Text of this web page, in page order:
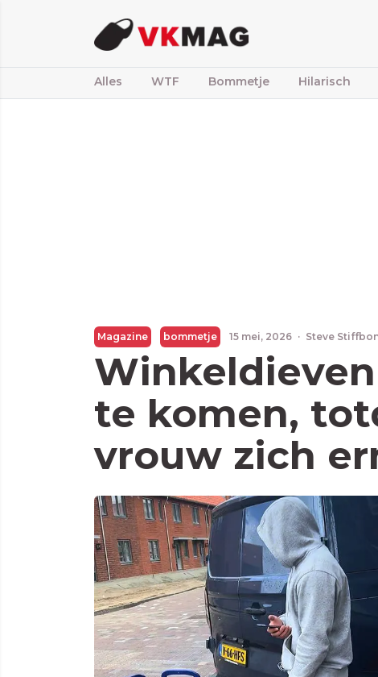
Alles WTF Bommetje Hilarisch
Magazine bommetje 15 mei, 2026 · Steve
te komen,
vrouw zich